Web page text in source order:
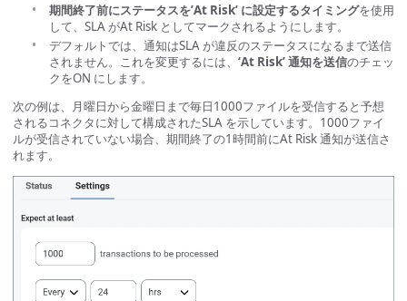
期間終了前にステータスを’At Risk’ に設定するタイミングを使用
して、SLA がAt Risk としてマークされるようにします。
デフォルトでは、通知はSLA が違反のステータスになるまで送信
されません。これを変更するには、 ‘At Risk’ 通知を送信のチェッ
クをON にします。
次の例は、月曜日から金曜日まで毎日1000ファイルを受信すると予想
されるコネクタに対して構成されたSLA を示しています。1000ファイ
ルが受信されていない場合、期間終了の1時間前にAt Risk 通知が送信さ
れます。